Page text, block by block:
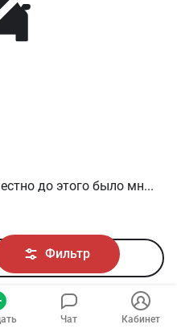
Фильтр
до этого было мн...
отзывы
Lexus
авто от
Чат Кабинет